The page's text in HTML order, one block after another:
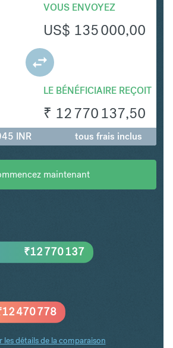
VOUS ENVOYEZ
US$ 135 000,00
LE BÉNÉFICIAIRE REÇOIT
₹ 12 770 137,50
INR tous frais inclus
maintenant
12 470 778
₹12 770 137
les détails de la comparaison